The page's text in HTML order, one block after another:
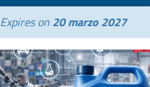
Expires on 20 marzo 2027